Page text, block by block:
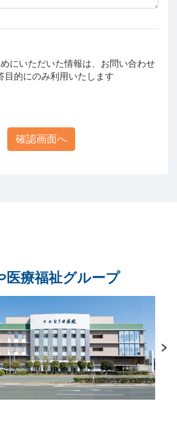
にいただいた情報は、お問い合わせ
目的にのみ利用いたします
医療福祉グループ